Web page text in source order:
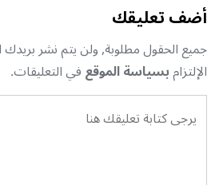
أضف تعليقك
جميع الحقول مطلوبة, ولن يتم نشر بريدك
الإلتزامبسياسة الموقعفي التعليقات.